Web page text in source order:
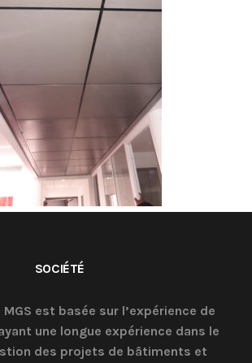
SOCIÉTÉ
MGS est basée sur l’expérience de
une longue expérience dans le
des projets de bâtiments et